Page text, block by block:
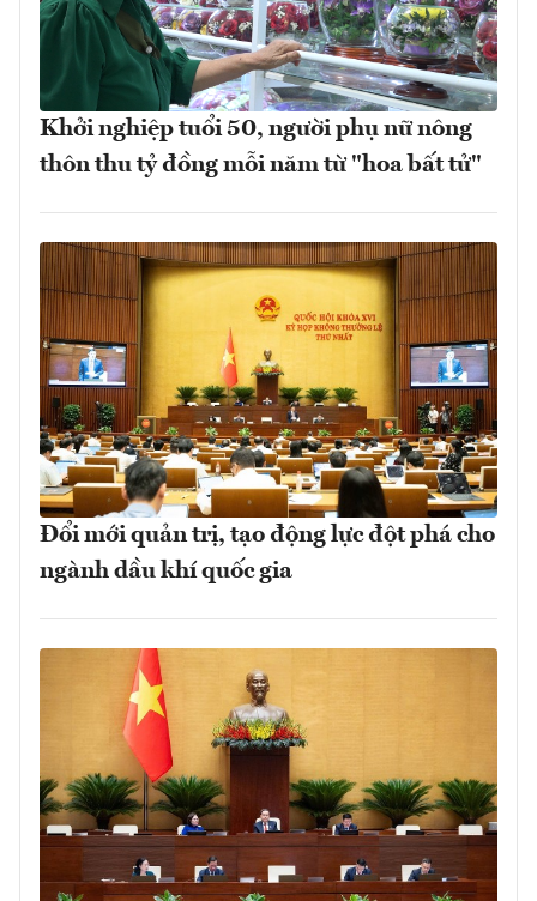
Khởi nghiệp tuổi 50, người phụ nữ nông
thôn thu tỷ đồng mỗi năm từ "hoa bất tử"
Đổi mới quản trị, tạo động lực đột phá cho
ngành dầu khí quốc gia